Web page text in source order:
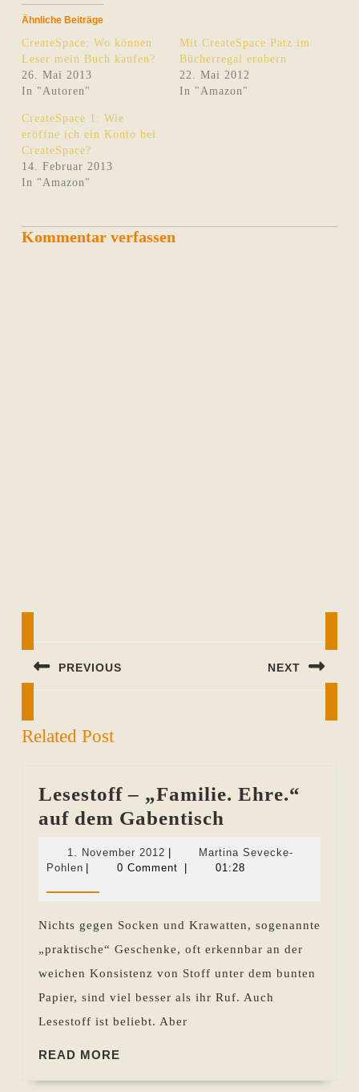
Ähnliche Beiträge
CreateSpace: Wo können
Leser mein Buch kaufen?
26. Mai 2013
In "Autoren"
Mit CreateSpace Patz im
Bücherregal erobern
22. Mai 2012
In "Amazon"
CreateSpace 1: Wie
eröffne ich ein Konto bei
CreateSpace?
14. Februar 2013
In "Amazon"
Kommentar verfassen
PREVIOUS NEXT
Related Post
Lesestoff – „Familie. Ehre.“
auf dem Gabentisch
„Familie.
dem
1. November 2012 1.
November
Martina Sevecke-
Pohlen Martina0 Comment 01:28
Nichts gegen Socken und Krawatten, sogenannte
„praktische“ Geschenke, oft erkennbar an der
weichen Konsistenz von Stoff unter dem bunten
Papier, sind viel besser als ihr Ruf. Auch
Lesestoff ist beliebt. Aber
READ MORE